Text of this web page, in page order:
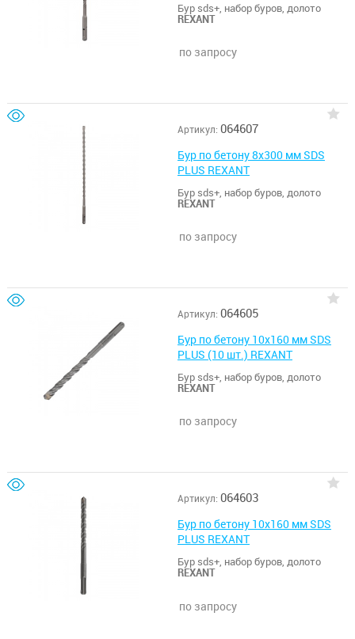
Бур sds+, набор буров, долото
REXANT
по запросу
Артикул: 064607
Бур по бетону 8х300 мм SDS
PLUS REXANT
Бур sds+, набор буров, долото
REXANT
по запросу
Артикул: 064605
Бур по бетону 10x160 мм SDS
PLUS (10 шт.) REXANT
Бур sds+, набор буров, долото
REXANT
по запросу
Артикул: 064603
Бур по бетону 10x160 мм SDS
PLUS REXANT
Бур sds+, набор буров, долото
REXANT
по запросу